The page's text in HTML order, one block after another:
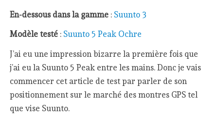
En-dessous dans la gamme : Suunto 3
Modèle testé : Suunto 5 Peak Ochre
J’ai eu une impression bizarre la première fois que
j’ai eu la Suunto 5 Peak entre les mains. Donc je vais
commencer cet article de test par parler de son
positionnement sur le marché des montres GPS tel
que vise Suunto.